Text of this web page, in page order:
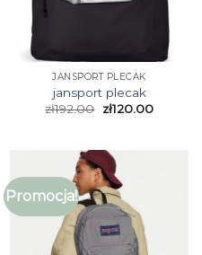
JANSPORT PLECAK
jansport plecak
zł192.00 zł120.00
Promocja!